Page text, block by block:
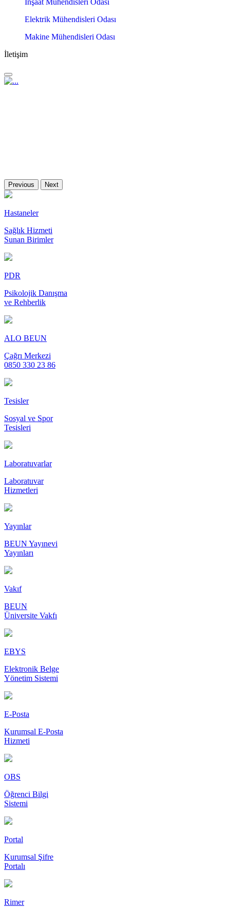
İnşaat Mühendisleri Odası
Elektrik Mühendisleri Odası
Makine Mühendisleri Odası
İletişim
Previous Next
Hastaneler
Sağlık Hizmeti
Sunan Birimler
PDR
Psikolojik Danışma
ve Rehberlik
ALO BEUN
Çağrı Merkezi
0850 330 23 86
Tesisler
Sosyal ve Spor
Tesisleri
Laboratuvarlar
Laboratuvar
Hizmetleri
Yayınlar
BEUN Yayınevi
Yayınları
Vakıf
BEUN
Üniversite Vakfı
EBYS
Elektronik Belge
Yönetim Sistemi
E-Posta
Kurumsal E-Posta
Hizmeti
OBS
Öğrenci Bilgi
Sistemi
Portal
Kurumsal Şifre
Portalı
Rimer